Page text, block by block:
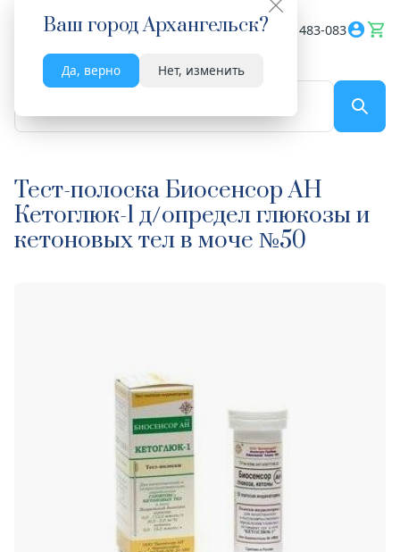
Ваш городАрхангельск?
Да, верно Нет, изменить
Весь сайт 8182 483-083
Тест-полоска Биосенсор АН
Кетоглюк-1 д/определ глюкозы и
кетоновых тел в моче №50